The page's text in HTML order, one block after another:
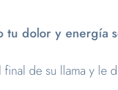
dolor y energía
de su llama y le